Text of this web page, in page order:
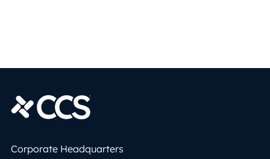
Corporate Headquarters